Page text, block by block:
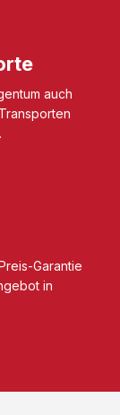
auch
Garantie
in